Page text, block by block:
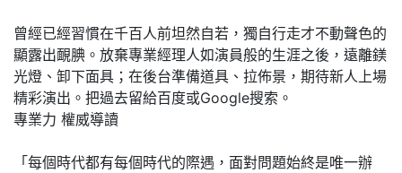
曾經已經習慣在千百人前坦然自若，獨自行走才不動聲色的
顯露出靦腆。放棄專業經理人如演員般的生涯之後，遠離鎂
光燈、卸下面具；在後台準備道具、拉佈景，期待新人上場
精彩演出。把過去留給百度或Google搜索。
專業力 權威導讀
「每個時代都有每個時代的際遇，面對問題始終是唯一辦